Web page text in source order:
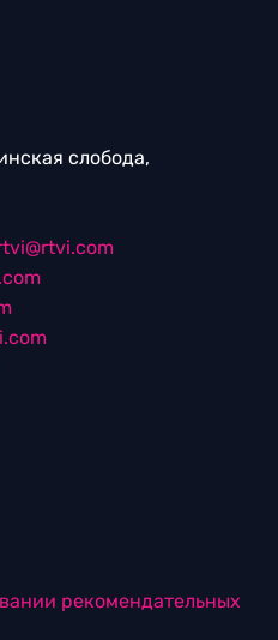
слобода,
рекомендательных